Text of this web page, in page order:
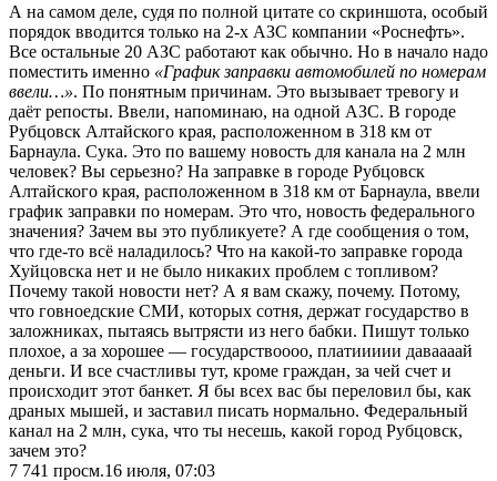
А на самом деле, судя по полной цитате со скриншота, особый
порядок вводится только на 2-х АЗС компании «Роснефть».
Все остальные 20 АЗС работают как обычно. Но в начало надо
поместить именно «График заправки автомобилей по номерам
ввели…». По понятным причинам. Это вызывает тревогу и
даёт репосты. Ввели, напоминаю, на одной АЗС. В городе
Рубцовск Алтайского края, расположенном в 318 км от
Барнаула. Сука. Это по вашему новость для канала на 2 млн
человек? Вы серьезно? На заправке в городе Рубцовск
Алтайского края, расположенном в 318 км от Барнаула, ввели
график заправки по номерам. Это что, новость федерального
значения? Зачем вы это публикуете? А где сообщения о том,
что где-то всё наладилось? Что на какой-то заправке города
Хуйцовска нет и не было никаких проблем с топливом?
Почему такой новости нет? А я вам скажу, почему. Потому,
что говноедские СМИ, которых сотня, держат государство в
заложниках, пытаясь вытрясти из него бабки. Пишут только
плохое, а за хорошее — государствоооо, платиииии даваааай
деньги. И все счастливы тут, кроме граждан, за чей счет и
происходит этот банкет. Я бы всех вас бы переловил бы, как
драных мышей, и заставил писать нормально. Федеральный
канал на 2 млн, сука, что ты несешь, какой город Рубцовск,
зачем это?
7 741 просм.16 июля, 07:03